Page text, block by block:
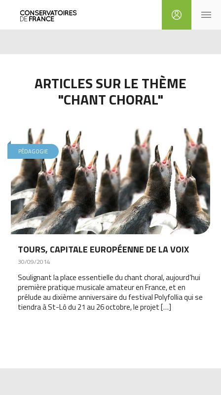
ARTICLES SUR LE THÈME
"CHANT CHORAL"
PÉDAGOGIE
TOURS, CAPITALE EUROPÉENNE DE LA VOIX
30/09/2014
Soulignant la place essentielle du chant choral, aujourd’hui
première pratique musicale amateur en France, et en
prélude au dixième anniversaire du festival Polyfollia qui se
tiendra à St-Lô du 21 au 26 octobre, le projet […]